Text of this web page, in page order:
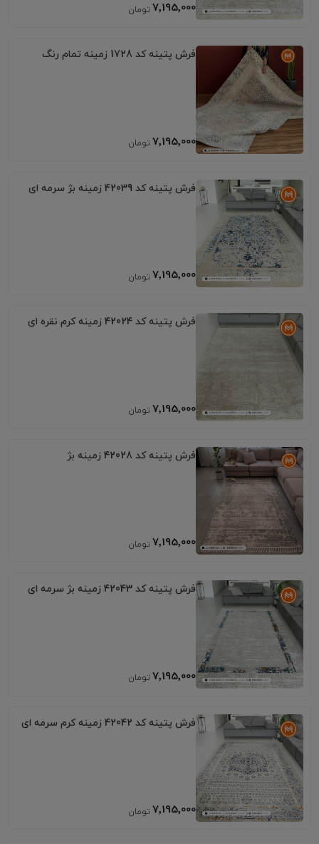
7٬195٬000
فرش پتینه کد 1728 زمینه تمام رنگ
7٬195٬000
فرش پتینه کد 42039 زمینه بژ سرمه ای
7٬195٬000
فرش پتینه کد 42024 زمینه کرم نقره ای
7٬195٬000
فرش پتینه کد 42028 زمینه بژ
7٬195٬000
فرش پتینه کد 42043 زمینه بژ سرمه ای
7٬195٬000
فرش پتینه کد 42042 زمینه کرم سرمه ای
7٬195٬000